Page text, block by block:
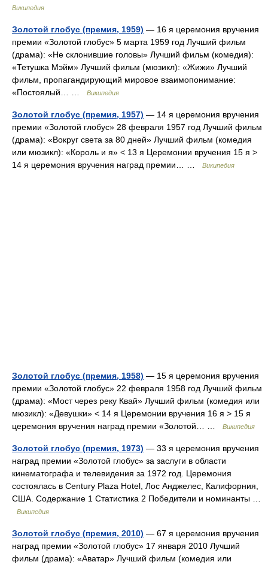
Википедия
Золотой глобус (премия, 1959) — 16 я церемония вручения
премии «Золотой глобус» 5 марта 1959 год Лучший фильм
(драма): «Не склонившие головы» Лучший фильм (комедия):
«Тетушка Мэйм» Лучший фильм (мюзикл): «Жижи» Лучший
фильм, пропагандирующий мировое взаимопонимание:
«Постоялый… …
Википедия
Золотой глобус (премия, 1957) — 14 я церемония вручения
премии «Золотой глобус» 28 февраля 1957 год Лучший фильм
(драма): «Вокруг света за 80 дней» Лучший фильм (комедия
или мюзикл): «Король и я» < 13 я Церемонии вручения 15 я >
14 я церемония вручения наград премии… …
Википедия
Золотой глобус (премия, 1958) — 15 я церемония вручения
премии «Золотой глобус» 22 февраля 1958 год Лучший фильм
(драма): «Мост через реку Квай» Лучший фильм (комедия или
мюзикл): «Девушки» < 14 я Церемонии вручения 16 я > 15 я
церемония вручения наград премии «Золотой… …
Википедия
Золотой глобус (премия, 1973) — 33 я церемония вручения
наград премии «Золотой глобус» за заслуги в области
кинематографа и телевидения за 1972 год. Церемония
состоялась в Century Plaza Hotel, Лос Анджелес, Калифорния,
США. Содержание 1 Статистика 2 Победители и номинанты …
Википедия
Золотой глобус (премия, 2010) — 67 я церемония вручения
наград премии «Золотой глобус» 17 января 2010 Лучший
фильм (драма): «Аватар» Лучший фильм (комедия или